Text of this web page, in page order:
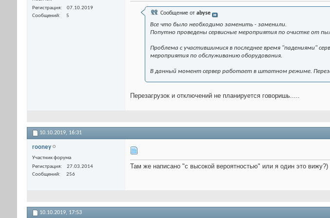
Регистрация
07.10.2019
Сообщений
5 Сообщение от abyse
Все что было необходимо заменить - заменили.
Попутно проведены сервисные мероприятия по очистке от
Проблема с участившимися в последнее время "падениями"
мероприятия по обслуживанию оборудования.
В данный момент сервер работает в штатном режиме.
Перезагрузок и отключений не планируется говоришь.....
10.10.2019, 16:31
rooney
Участник форума
Регистрация
27.03.2014
Сообщений
256
Там же написано "с высокой вероятностью" или я один это вижу?)
10.10.2019, 17:53